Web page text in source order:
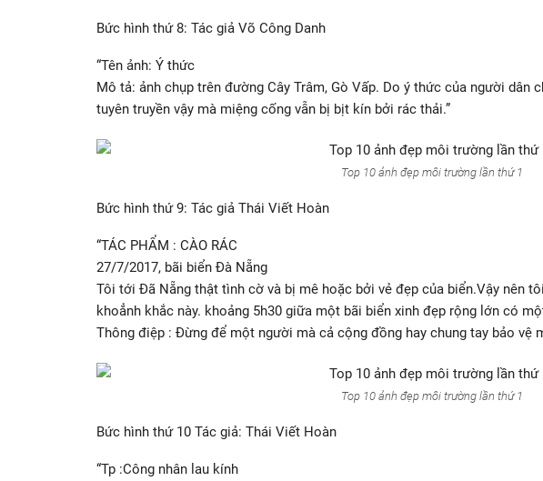
Bức hình thứ 8: Tác giả Võ Công Danh
“Tên ảnh: Ý thức
Mô tả: ảnh chụp trên đường Cây Trâm, Gò Vấp. Do ý thức của người dân
tuyên truyền vậy mà miệng cống vẫn bị bịt kín bởi rác thải.”
Top 10 ảnh đẹp môi trường lần thứ 1
Bức hình thứ 9: Tác giả Thái Viết Hoàn
“TÁC PHẨM : CÀO RÁC
27/7/2017, bãi biển Đà Nẵng
Tôi tới Đã Nẵng thật tình cờ và bị mê hoặc bởi vẻ đẹp của biển.Vậy nên
khoẳnh khắc này. khoảng 5h30 giữa một bãi biển xinh đẹp rộng lớn có
Thông điệp : Đừng để một người mà cả cộng đồng hay chung tay bảo vệ
Top 10 ảnh đẹp môi trường lần thứ 1
Bức hình thứ 10 Tác giả: Thái Viết Hoàn
“Tp :Công nhân lau kính